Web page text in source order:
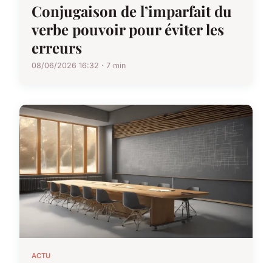
Conjugaison de l’imparfait du
verbe pouvoir pour éviter les
erreurs
08/06/2026 16:32 · 7 min
ACTU